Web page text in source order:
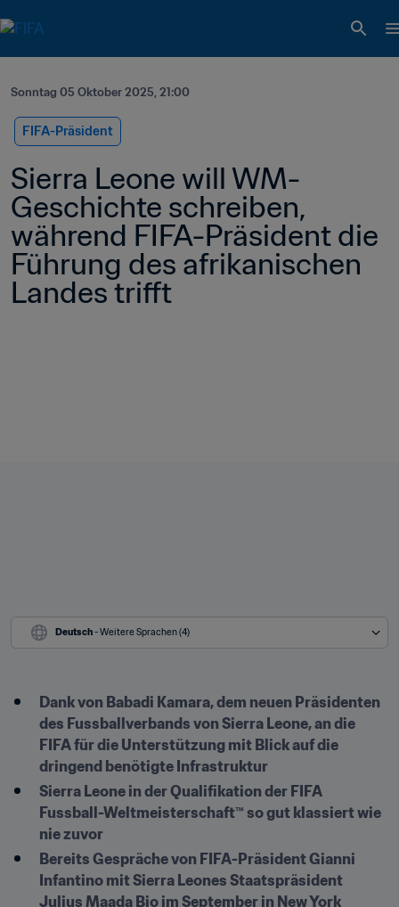
Sonntag 05 Oktober 2025, 21:00
FIFA-Präsident
Sierra Leone will WM-
Geschichte schreiben,
während FIFA-Präsident die
Führung des afrikanischen
Landes trifft
Deutsch - Weitere Sprachen (4)
Dank von Babadi Kamara, dem neuen Präsidenten
des Fussballverbands von Sierra Leone, an die
FIFA für die Unterstützung mit Blick auf die
dringend benötigte Infrastruktur
Sierra Leone in der Qualifikation der FIFA
Fussball-Weltmeisterschaft™ so gut klassiert wie
nie zuvor
Bereits Gespräche von FIFA-Präsident Gianni
Infantino mit Sierra Leones Staatspräsident
Julius Maada Bio im September in New York